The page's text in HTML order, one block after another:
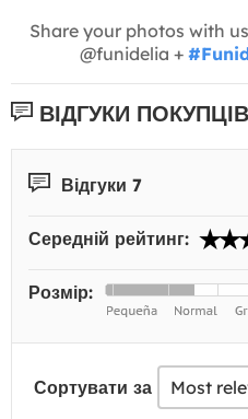
Share your photos with
@funidelia +
ВІДГУКИ
Відгуки 7
Середній рейтинг:
Розмір:
Сортувати за